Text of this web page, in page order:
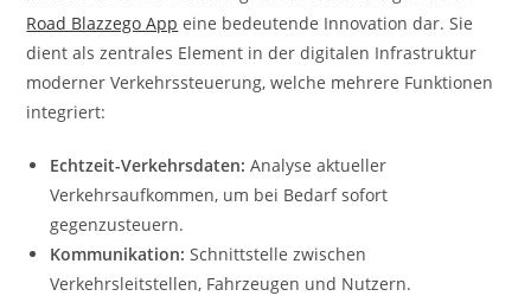
Road Blazzego App eine bedeutende Innovation dar. Sie
dient als zentrales Element in der digitalen Infrastruktur
moderner Verkehrssteuerung, welche mehrere Funktionen
integriert:
Echtzeit-Verkehrsdaten: Analyse aktueller
Verkehrsaufkommen, um bei Bedarf sofort
gegenzusteuern.
Kommunikation: Schnittstelle zwischen
Verkehrsleitstellen, Fahrzeugen und Nutzern.